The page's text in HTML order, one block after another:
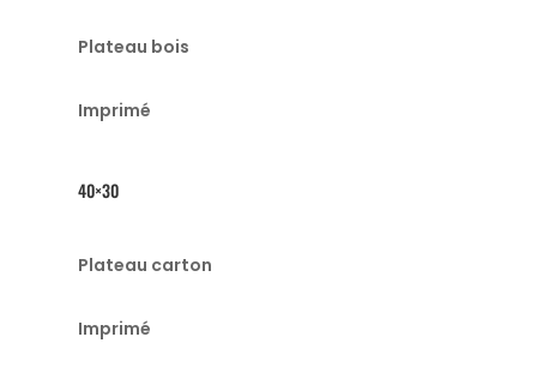
Plateau bois
Imprimé
40×30
Plateau carton
Imprimé